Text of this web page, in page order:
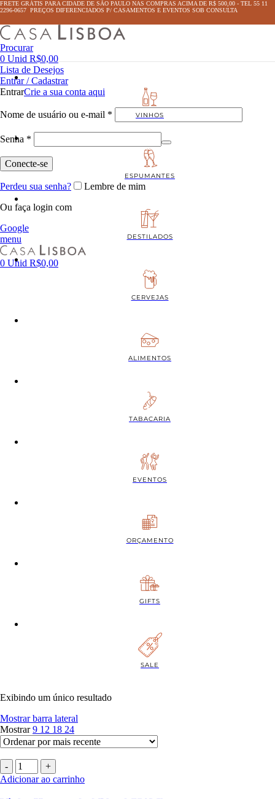
FRETE GRÁTIS PARA CIDADE DE SÃO PAULO NAS COMPRAS ACIMA DE R$ 500,00 - TEL 55 11
2296-0657 PREÇOS DIFERENCIADOS P/ CASAMENTOS E EVENTOS SOB CONSULTA
Procurar
0 Unid R$0,00
Lista de Desejos
Entrar / Cadastrar
EntrarCrie a sua conta aqui
Nome de usuário ou e-mail *
Senha *
Conecte-se
Perdeu sua senha?
Lembre de mim
Ou faça login com
Google
menu
0 Unid R$0,00
VINHOS
ESPUMANTES
DESTILADOS
CERVEJAS
ALIMENTOS
TABACARIA
EVENTOS
ORÇAMENTO
GIFTS
SALE
Exibindo um único resultado
Mostrar barra lateral
Mostrar9 12 18 24
Adicionar ao carrinho